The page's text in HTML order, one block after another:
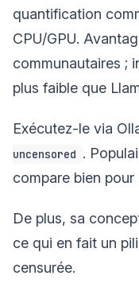
quantification
CPU/GPU.
communautaires ;
plus faible que
Exécutez-le via
uncensored .
compare bien
De plus, sa
ce qui en fait un
censurée.